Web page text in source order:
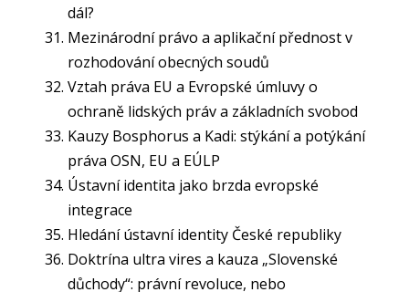
dál?
Mezinárodní právo a aplikační přednost v
rozhodování obecných soudů
Vztah práva EU a Evropské úmluvy o
ochraně lidských práv a základních svobod
Kauzy Bosphorus a Kadi: stýkání a potýkání
práva OSN, EU a EÚLP
Ústavní identita jako brzda evropské
integrace
Hledání ústavní identity České republiky
Doktrína ultra vires a kauza „Slovenské
důchody“: právní revoluce, nebo